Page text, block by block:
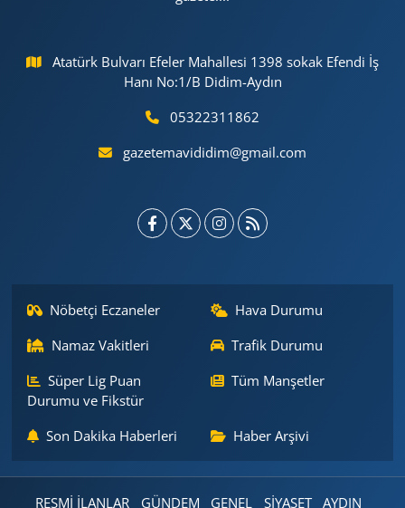
Atatürk Bulvarı Efeler Mahallesi 1398 sokak Efendi İş
Hanı No:1/B Didim-Aydın
05322311862
gazetemavididim@gmail.com
Nöbetçi Eczaneler
Hava Durumu
Namaz Vakitleri
Trafik Durumu
Süper Lig Puan
Durumu ve Fikstür
Tüm Manşetler
Son Dakika Haberleri Haber Arşivi
RESMİ İLANLAR GÜNDEM GENEL SİYASET AYDIN